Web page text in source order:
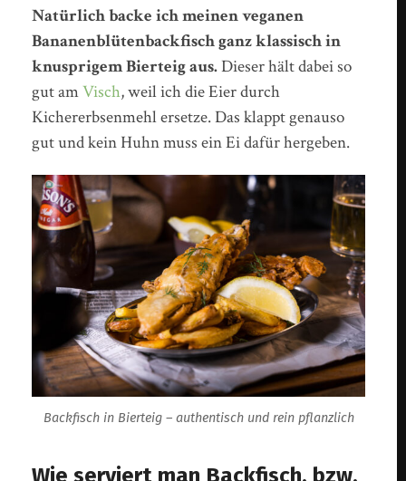
Natürlich backe ich meinen veganen
Bananenblütenbackfisch ganz klassisch in
knusprigem Bierteig aus.Dieser hält dabei so
gut amVisch, weil ich die Eier durch
Kichererbsenmehl ersetze. Das klappt genauso
gut und kein Huhn muss ein Ei dafür hergeben.
Backfisch in Bierteig – authentisch und rein pflanzlich
Wie serviert man Backfisch, bzw.